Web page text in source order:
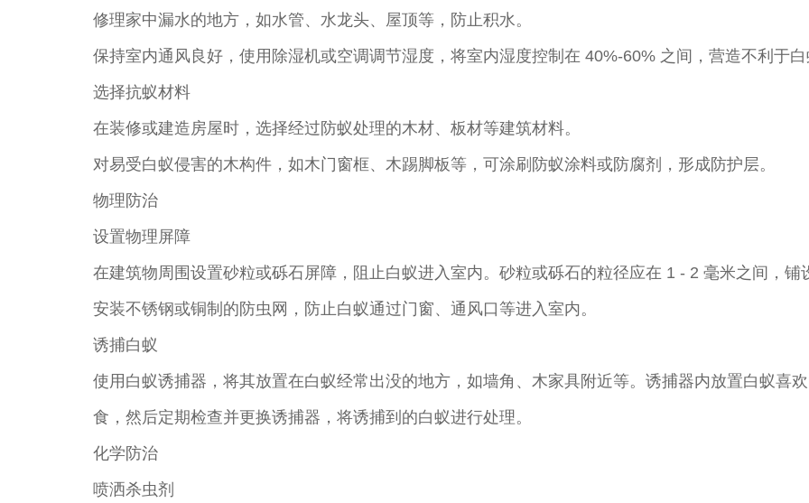
修理家中漏水的地方，如水管、水龙头、屋顶等，防止积水。
保持室内通风良好，使用除湿机或空调调节湿度，将室内湿度控制在 40%-60% 之间，营造不利于白
选择抗蚁材料
在装修或建造房屋时，选择经过防蚁处理的木材、板材等建筑材料。
对易受白蚁侵害的木构件，如木门窗框、木踢脚板等，可涂刷防蚁涂料或防腐剂，形成防护层。
物理防治
设置物理屏障
在建筑物周围设置砂粒或砾石屏障，阻止白蚁进入室内。砂粒或砾石的粒径应在 1 - 2 毫米之间，铺
安装不锈钢或铜制的防虫网，防止白蚁通过门窗、通风口等进入室内。
诱捕白蚁
使用白蚁诱捕器，将其放置在白蚁经常出没的地方，如墙角、木家具附近等。诱捕器内放置白蚁喜
食，然后定期检查并更换诱捕器，将诱捕到的白蚁进行处理。
化学防治
喷洒杀虫剂